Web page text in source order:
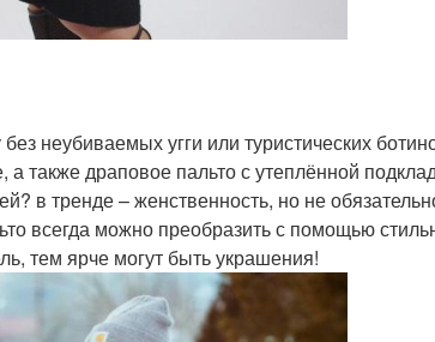
неубиваемых угги или туристических
также драповое пальто с утеплённой
в тренде – женственность, но не
всегда можно преобразить с помощью
тем ярче могут быть украшения!